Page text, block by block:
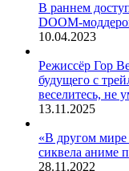
В раннем
DOOM-
10.04.2023
Режиссёр Гор
будущего с
веселитесь, не
13.11.2025
«В другом
сиквела аниме
28.11.2022